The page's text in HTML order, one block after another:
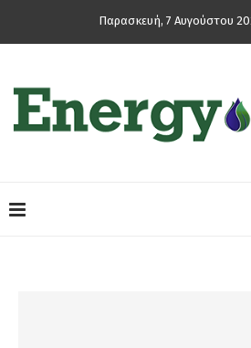
Παρασκευή, 7 Αυγούστου